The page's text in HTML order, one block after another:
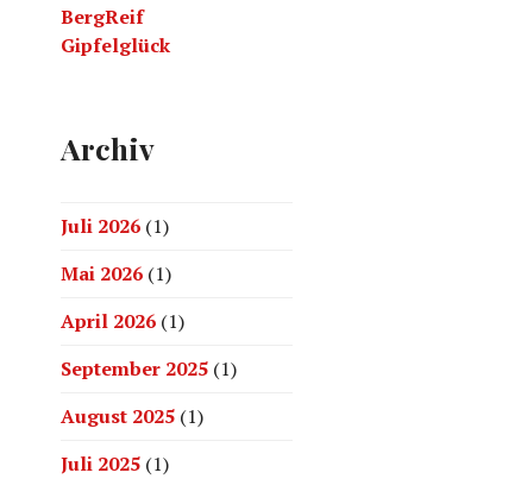
BergReif
Gipfelglück
Archiv
Juli 2026 (1)
Mai 2026 (1)
April 2026 (1)
September 2025 (1)
August 2025 (1)
Juli 2025 (1)